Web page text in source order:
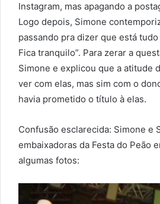
Instagram, mas apagando a
Logo depois, Simone
passando pra dizer que está
Fica tranquilo”. Para zerar a
Simone e explicou que a atitude
ver com elas, mas sim com o
havia prometido o título à elas.
Confusão esclarecida: Simone e
embaixadoras da Festa do Peão
algumas fotos: